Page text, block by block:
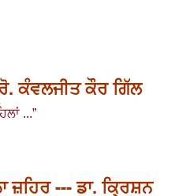
ਕੰਵਲਜੀਤ ਕੌਰ ਗਿੱਲ
...”
ਜ਼ਹਿਰ --- ਡਾ. ਕ੍ਰਿਸ਼ਨ